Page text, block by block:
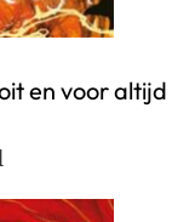
en voor altijd